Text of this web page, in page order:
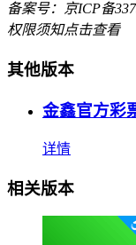
备案号：京ICP备
权限须知点击查看
其他版本
金鑫官方彩
详情
相关版本